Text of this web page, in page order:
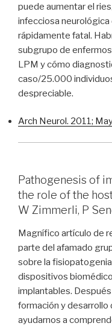
puede aumentar el
infecciosa
rápidamente fatal.
subgrupo de
LPM y cómo
caso/25.000
despreciable.
Arch Neurol. 2011;
Pathogenesis of
the role of the
W Zimmerli, P
Magnífico artículo de
parte del afamado
sobre la
dispositivos
implantables.
formación y desarrollo
ayudarnos a